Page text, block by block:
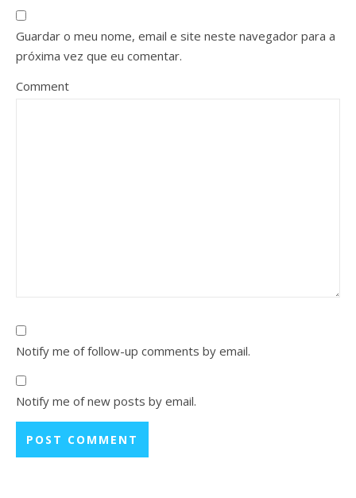
Guardar o meu nome, email e site neste navegador para a
próxima vez que eu comentar.
Comment
Notify me of follow-up comments by email.
Notify me of new posts by email.